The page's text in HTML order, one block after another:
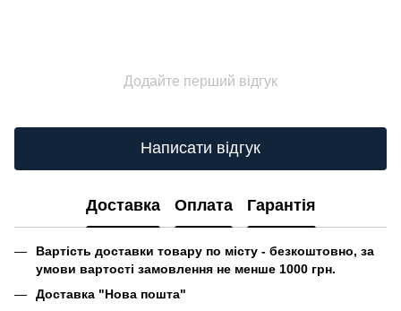
Додайте перший відгук
Написати відгук
Доставка Оплата Гарантія
Вартість доставки товару по місту - безкоштовно, за
умови вартості замовлення не менше 1000 грн.
Доставка "Нова пошта"